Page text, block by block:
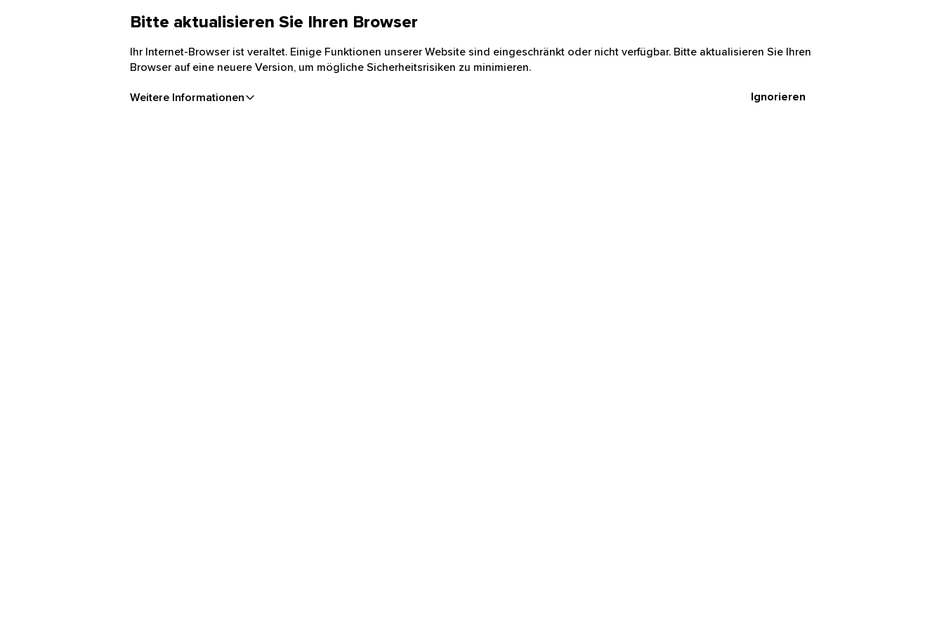
Bitte aktualisieren Sie Ihren Browser
Ihr Internet-Browser ist veraltet. Einige Funktionen unserer Website sind eingeschränkt oder nicht verfügbar. Bitte aktualisieren Sie Ihren
Browser auf eine neuere Version, um mögliche Sicherheitsrisiken zu minimieren.
Weitere Informationen Ignorieren